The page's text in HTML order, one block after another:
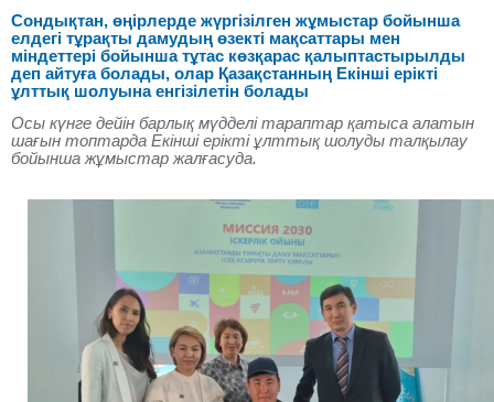
Сондықтан, өңірлерде жүргізілген жұмыстар бойынша
елдегі тұрақты дамудың өзекті мақсаттары мен
міндеттері бойынша тұтас көзқарас қалыптастырылды
деп айтуға болады, олар Қазақстанның Екінші ерікті
ұлттық шолуына енгізілетін болады
Осы күнге дейін барлық мүдделі тараптар қатыса алатын
шағын топтарда Екінші ерікті ұлттық шолуды талқылау
бойынша жұмыстар жалғасуда.